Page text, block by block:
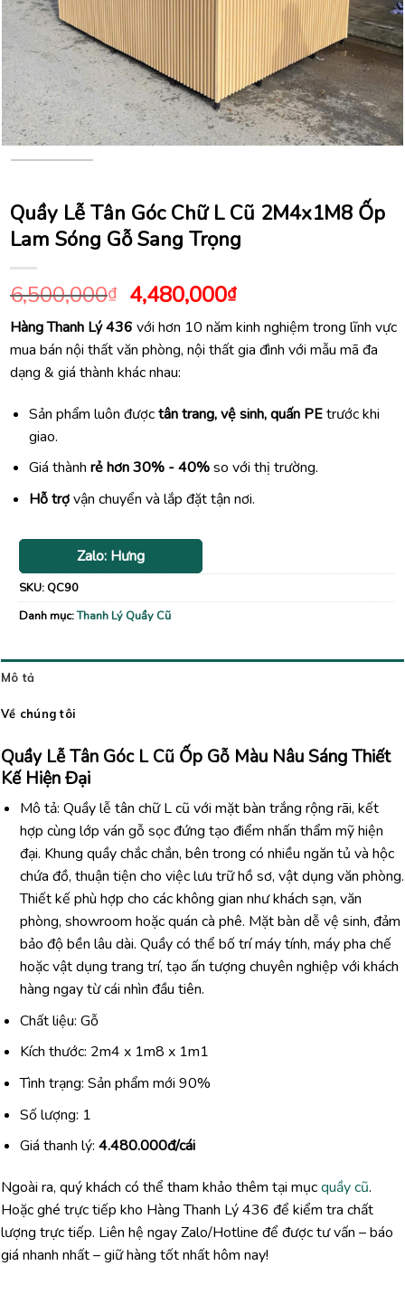
Quầy Lễ Tân Góc Chữ L Cũ 2M4x1M8 Ốp
Lam Sóng Gỗ Sang Trọng
6,500,000₫ Giá
gốc
là:
6,500,000₫.
4,480,000₫Giá
hiện
tại
là:
Hàng Thanh Lý 436 với hơn 10 năm kinh nghiệm trong lĩnh vực
mua bán nội thất văn phòng, nội thất gia đình với mẫu mã đa
dạng & giá thành khác nhau:
Sản phẩm luôn đượctân trang, vệ sinh, quấn PEtrước khi
giao.
Giá thành rẻ hơn 30% - 40%so với thị trường.
Hỗ trợvận chuyển và lắp đặt tận nơi.
Zalo: Hưng
SKU: QC90
Danh mục:Thanh Lý Quầy Cũ
Mô tả
Về chúng tôi
Quầy Lễ Tân Góc L Cũ Ốp Gỗ Màu Nâu Sáng Thiết
Kế Hiện Đại
Mô tả: Quầy lễ tân chữ L cũ với mặt bàn trắng rộng rãi, kết
hợp cùng lớp ván gỗ sọc đứng tạo điểm nhấn thẩm mỹ hiện
đại. Khung quầy chắc chắn, bên trong có nhiều ngăn tủ và hộc
chứa đồ, thuận tiện cho việc lưu trữ hồ sơ, vật dụng văn phòng.
Thiết kế phù hợp cho các không gian như khách sạn, văn
phòng, showroom hoặc quán cà phê. Mặt bàn dễ vệ sinh, đảm
bảo độ bền lâu dài. Quầy có thể bố trí máy tính, máy pha chế
hoặc vật dụng trang trí, tạo ấn tượng chuyên nghiệp với khách
hàng ngay từ cái nhìn đầu tiên.
Chất liệu: Gỗ
Kích thước: 2m4 x 1m8 x 1m1
Tình trạng: Sản phẩm mới 90%
Số lượng: 1
Giá thanh lý: 4.480.000đ/cái
Ngoài ra, quý khách có thể tham khảo thêm tại mụcquầy cũ.
Hoặc ghé trực tiếp kho Hàng Thanh Lý 436 để kiểm tra chất
lượng trực tiếp. Liên hệ ngay Zalo/Hotline để được tư vấn – báo
giá nhanh nhất – giữ hàng tốt nhất hôm nay!